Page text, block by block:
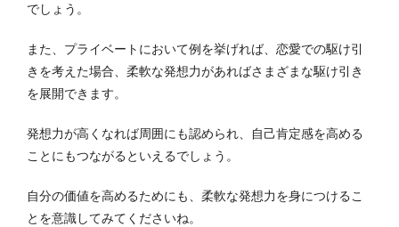
でしょう。
また、プライベートにおいて例を挙げれば、恋愛での駆け引
きを考えた場合、柔軟な発想力があればさまざまな駆け引き
を展開できます。
発想力が高くなれば周囲にも認められ、自己肯定感を高める
ことにもつながるといえるでしょう。
自分の価値を高めるためにも、柔軟な発想力を身につけるこ
とを意識してみてくださいね。